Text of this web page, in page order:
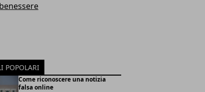
POPOLARI
Come riconoscere una notizia
falsa online